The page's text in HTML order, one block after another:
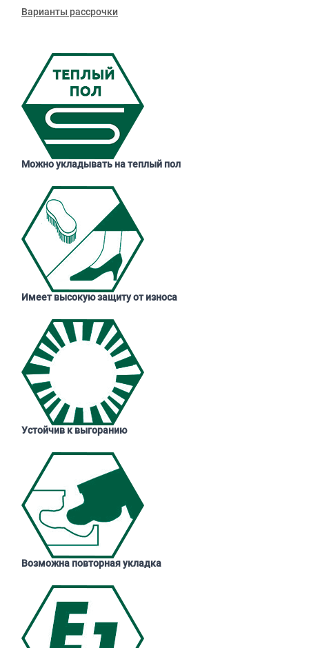
Варианты рассрочки
Можно укладывать на теплый пол
Имеет высокую защиту от износа
Устойчив к выгоранию
Возможна повторная укладка